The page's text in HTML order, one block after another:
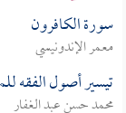
سورة الكافرون
معمر الإندونيسي
تيسير أصول الفقه
محمد حسن عبد الغفار